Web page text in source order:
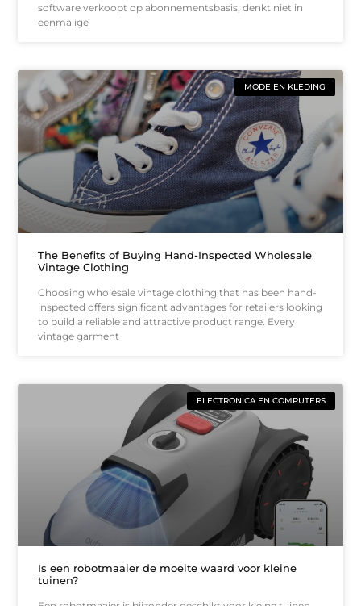
software verkoopt op abonnementsbasis, denkt niet in
eenmalige
MODE EN KLEDING
The Benefits of Buying Hand-Inspected Wholesale
Vintage Clothing
Choosing wholesale vintage clothing that has been hand-
inspected offers significant advantages for retailers looking
to build a reliable and attractive product range. Every
vintage garment
ELECTRONICA EN COMPUTERS
Is een robotmaaier de moeite waard voor kleine
tuinen?